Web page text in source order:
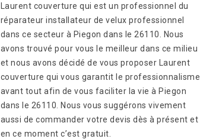
Laurent couverture qui est un professionnel du
réparateur installateur de velux professionnel
dans ce secteur à Piegon dans le 26110. Nous
avons trouvé pour vous le meilleur dans ce milieu
et nous avons décidé de vous proposer Laurent
couverture qui vous garantit le professionnalisme
avant tout afin de vous faciliter la vie à Piegon
dans le 26110. Nous vous suggérons vivement
aussi de commander votre devis dès à présent et
en ce moment c’est gratuit.